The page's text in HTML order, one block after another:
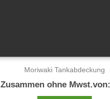
Moriwaki Tankabdeckung
Zusammen ohne Mwst.von: